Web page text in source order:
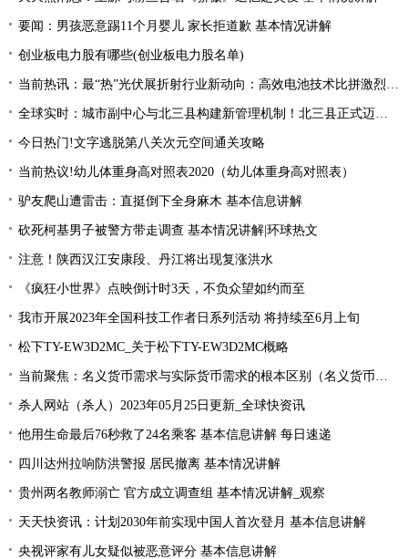
要闻：男孩恶意踢11个月婴儿 家长拒道歉 基本情况讲解
创业板电力股有哪些(创业板电力股名单)
当前热讯：最“热”光伏展折射行业新动向：高效电池技术比拼激烈 光伏厂商掘金第二赛道
全球实时：城市副中心与北三县构建新管理机制！北三县正式迈入“北京管理”时代！
今日热门!文字逃脱第八关次元空间通关攻略
当前热议!幼儿体重身高对照表2020（幼儿体重身高对照表）
驴友爬山遭雷击：直挺倒下全身麻木 基本信息讲解
砍死柯基男子被警方带走调查 基本情况讲解|环球热文
注意！陕西汉江安康段、丹江将出现复涨洪水
《疯狂小世界》点映倒计时3天，不负众望如约而至
我市开展2023年全国科技工作者日系列活动 将持续至6月上旬
松下TY-EW3D2MC_关于松下TY-EW3D2MC概略
当前聚焦：名义货币需求与实际货币需求的根本区别（名义货币需求与实际货币需求）
杀人网站（杀人）2023年05月25日更新_全球快资讯
他用生命最后76秒救了24名乘客 基本信息讲解 每日速递
四川达州拉响防洪警报 居民撤离 基本情况讲解
贵州两名教师溺亡 官方成立调查组 基本情况讲解_观察
天天快资讯：计划2030年前实现中国人首次登月 基本信息讲解
央视评家有儿女疑似被恶意评分 基本信息讲解